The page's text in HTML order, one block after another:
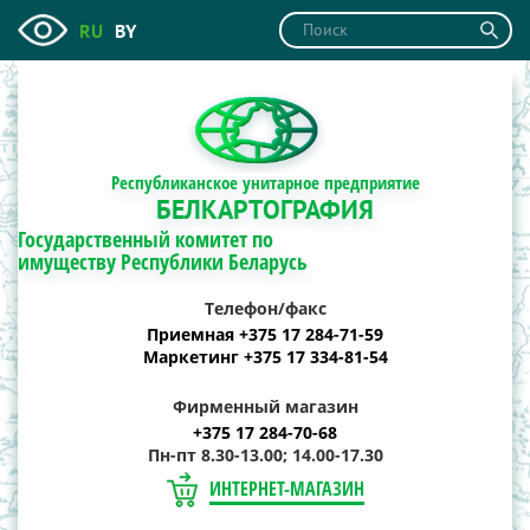
RU BY
Республиканское унитарное предприятие
БЕЛКАРТОГРАФИЯ
Государственный комитет по
имуществу Республики Беларусь
Телефон/факс
Приемная +375 17 284-71-59
Маркетинг +375 17 334-81-54
Фирменный магазин
+375 17 284-70-68
Пн-пт 8.30-13.00; 14.00-17.30
ИНТЕРНЕТ-МАГАЗИН